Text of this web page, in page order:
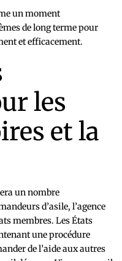
un moment
de long terme pour
et efficacement.
les
et la
un nombre
d’asile, l’agence
membres. Les États
une procédure
de l’aide aux autres